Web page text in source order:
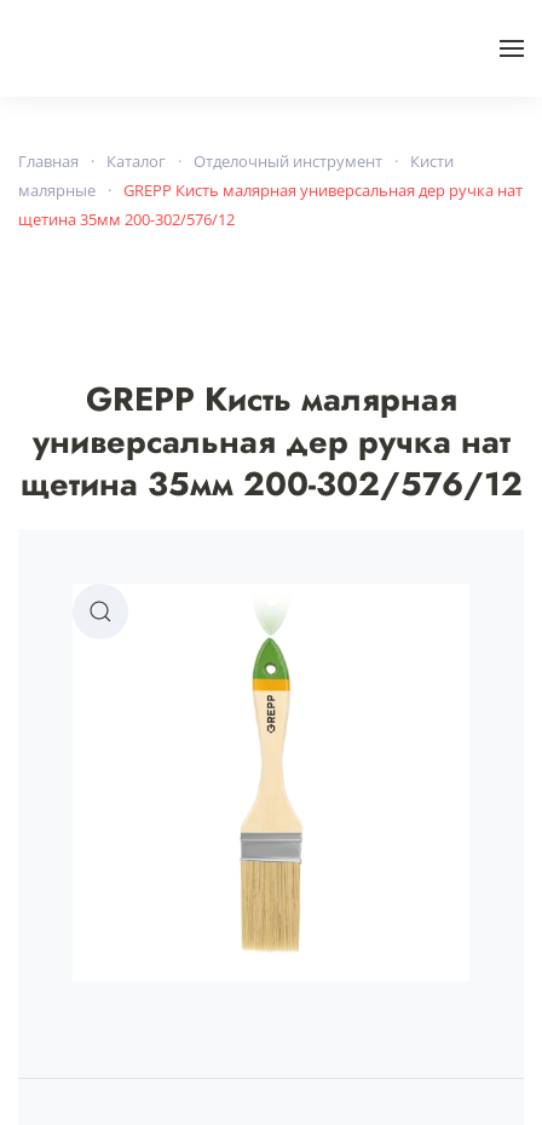
Главная Каталог Отделочный инструмент
Кисти
малярные
GREPP Кисть малярная универсальная дер ручка нат
щетина 35мм 200-302/576/12
GREPP Кисть малярная
универсальная дер ручка нат
щетина 35мм 200-302/576/12